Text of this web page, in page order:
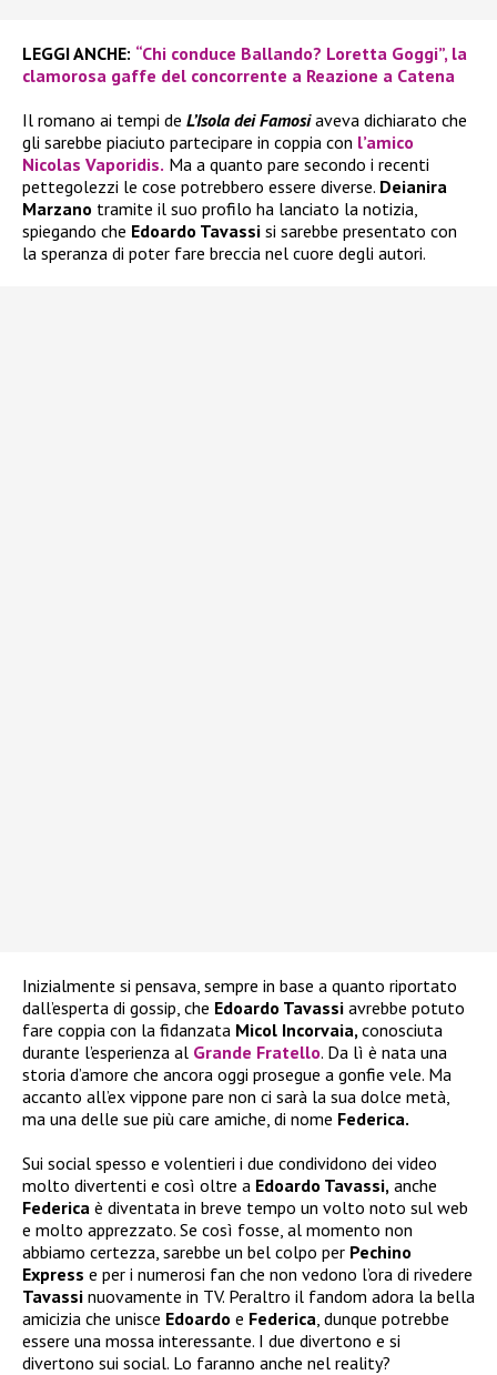
LEGGI ANCHE: “Chi conduce Ballando? Loretta Goggi”, la
clamorosa gaffe del concorrente a Reazione a Catena
Il romano ai tempi de L’Isola dei Famosiaveva dichiarato che
gli sarebbe piaciuto partecipare in coppia con l’amico
Nicolas Vaporidis. Ma a quanto pare secondo i recenti
pettegolezzi le cose potrebbero essere diverse. Deianira
Marzano tramite il suo profilo ha lanciato la notizia,
spiegando che Edoardo Tavassi si sarebbe presentato con
la speranza di poter fare breccia nel cuore degli autori.
Inizialmente si pensava, sempre in base a quanto riportato
dall’esperta di gossip, che Edoardo Tavassi avrebbe potuto
fare coppia con la fidanzata Micol Incorvaia, conosciuta
durante l’esperienza al Grande Fratello. Da lì è nata una
storia d’amore che ancora oggi prosegue a gonfie vele. Ma
accanto all’ex vippone pare non ci sarà la sua dolce metà,
ma una delle sue più care amiche, di nome Federica.
Sui social spesso e volentieri i due condividono dei video
molto divertenti e così oltre a Edoardo Tavassi, anche
Federica è diventata in breve tempo un volto noto sul web
e molto apprezzato. Se così fosse, al momento non
abbiamo certezza, sarebbe un bel colpo per Pechino
Express e per i numerosi fan che non vedono l’ora di rivedere
Tavassi nuovamente in TV. Peraltro il fandom adora la bella
amicizia che unisce Edoardo e Federica , dunque potrebbe
essere una mossa interessante. I due divertono e si
divertono sui social. Lo faranno anche nel reality?